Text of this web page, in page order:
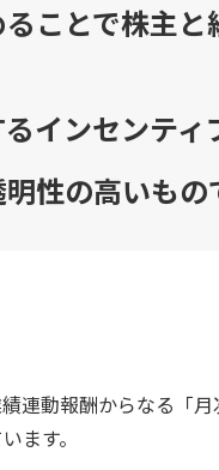
ことで株主
インセンティ
性の高いもの
連動報酬からなる「
ます。